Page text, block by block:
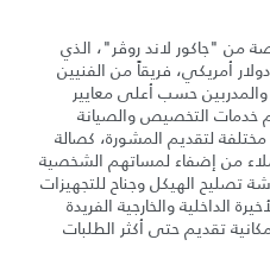
من "جاكور لاند روڤر"، الذي
باستثمار بلغ ١٠٠ ألف دولار أمريكي، فريقاً من الفنيين
والمدربين حسب أعلى معايير
خدمات التخصيص والصيانة
لتقديم المشورة، كصالة
من إضفاء لمساتهم الشخصية
تصليح الهيكل وجناح للتجهيزات
الداخلية والخارجية الفريدة
تقديم حتى أكثر الطلبات